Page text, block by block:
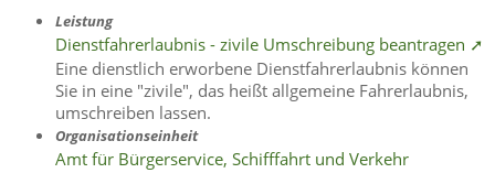
Leistung
Dienstfahrerlaubnis - zivile Umschreibung beantragen ➚
Eine dienstlich erworbene Dienstfahrerlaubnis können
Sie in eine "zivile", das heißt allgemeine Fahrerlaubnis,
umschreiben lassen.
Organisationseinheit
Amt für Bürgerservice, Schifffahrt und Verkehr